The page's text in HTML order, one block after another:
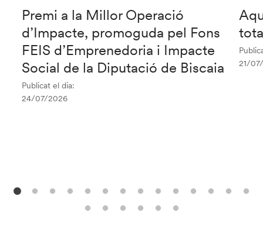
Premi a la Millor Operació
d’Impacte, promoguda pel Fons
FEIS d’Emprenedoria i Impacte
Social de la Diputació de Biscaia
Publicat el dia:
24/07/2026
21/